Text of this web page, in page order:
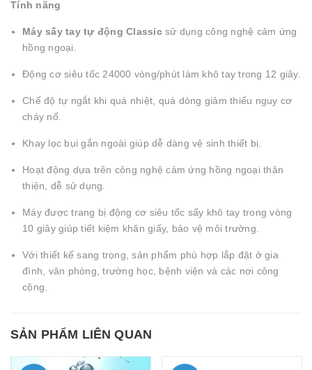
Tính năng
Máy sấy tay tự động Classicsử dụng công nghệ cảm ứng
hồng ngoại.
Động cơ siêu tốc 24000 vòng/phút làm khô tay trong 12 giây.
Chế độ tự ngắt khi quá nhiệt, quá dòng giảm thiểu nguy cơ
cháy nổ.
Khay lọc bụi gắn ngoài giúp dễ dàng vệ sinh thiết bị.
Hoạt động dựa trên công nghệ cảm ứng hồng ngoại thân
thiện, dễ sử dụng.
Máy được trang bị động cơ siêu tốc sấy khô tay trong vòng
10 giây giúp tiết kiệm khăn giấy, bảo vệ môi trường.
Với thiết kế sang trọng, sản phẩm phù hợp lắp đặt ở gia
đình, văn phòng, trường học, bệnh viện và các nơi công
cộng.
SẢN PHẨM LIÊN QUAN